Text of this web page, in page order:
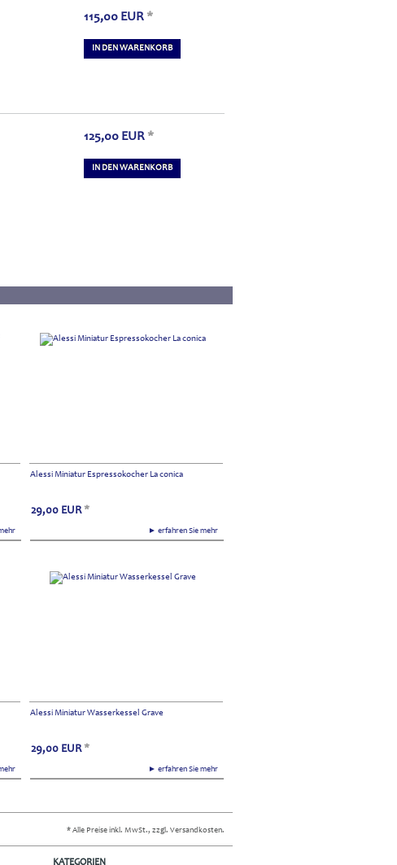
115,00 EUR *
IN DEN WARENKORB
125,00 EUR *
IN DEN WARENKORB
Alessi Miniatur Espressokocher La conica
► erfahren Sie mehr
29,00 EUR *
Alessi Miniatur Wasserkessel Grave
► erfahren Sie mehr
29,00 EUR *
* Alle Preise inkl. MwSt., zzgl. Versandkosten.
KATEGORIEN